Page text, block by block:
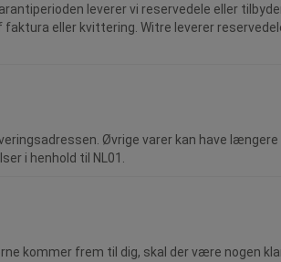
leverer vi reservedele eller
eller kvittering. Witre leverer
Øvrige varer kan have
i henhold til NL01.
kommer frem til dig, skal der være